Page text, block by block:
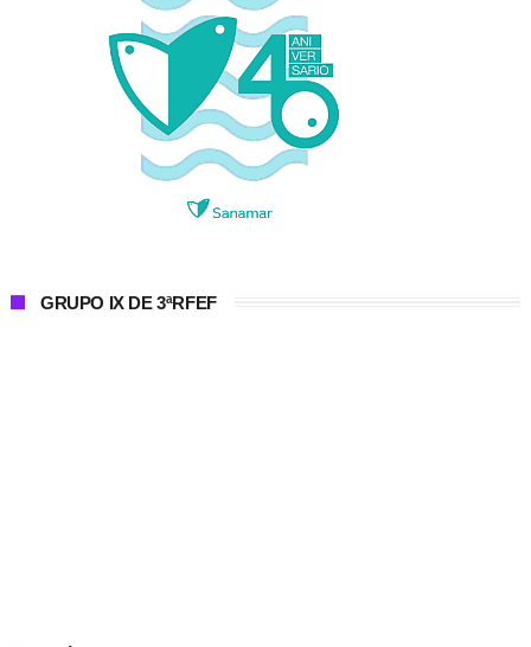
GRUPO IX DE 3ªRFEF